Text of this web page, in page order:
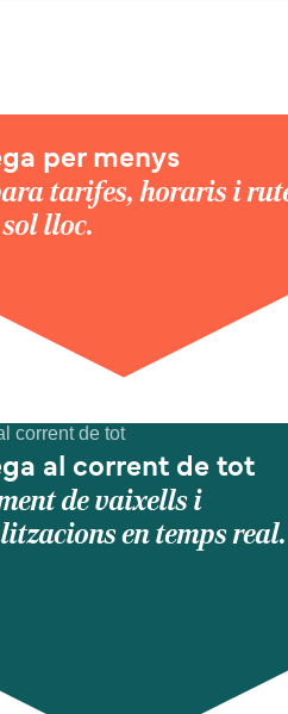
per menys
tarifes, horaris i
lloc.
al corrent de tot
de vaixells i
en temps real.